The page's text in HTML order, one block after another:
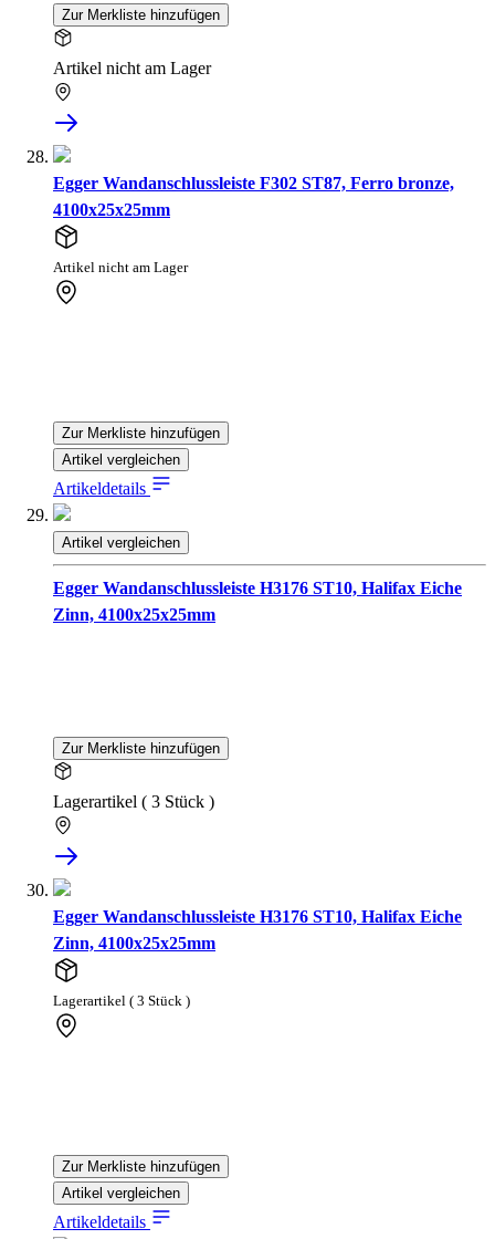
Zur Merkliste hinzufügen
Artikel nicht am Lager
Egger Wandanschlussleiste F302 ST87, Ferro bronze,
4100x25x25mm
Artikel nicht am Lager
Zur Merkliste hinzufügen
Artikel vergleichen
Artikeldetails
Artikel vergleichen
Egger Wandanschlussleiste H3176 ST10, Halifax Eiche
Zinn, 4100x25x25mm
Zur Merkliste hinzufügen
Lagerartikel ( 3 Stück )
Egger Wandanschlussleiste H3176 ST10, Halifax Eiche
Zinn, 4100x25x25mm
Lagerartikel ( 3 Stück )
Zur Merkliste hinzufügen
Artikel vergleichen
Artikeldetails